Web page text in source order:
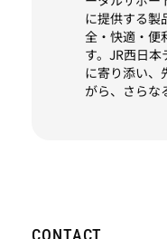
に提供する製
全・快適・便
す。JR西日
に寄り添い、
がら、さらな
CONTACT